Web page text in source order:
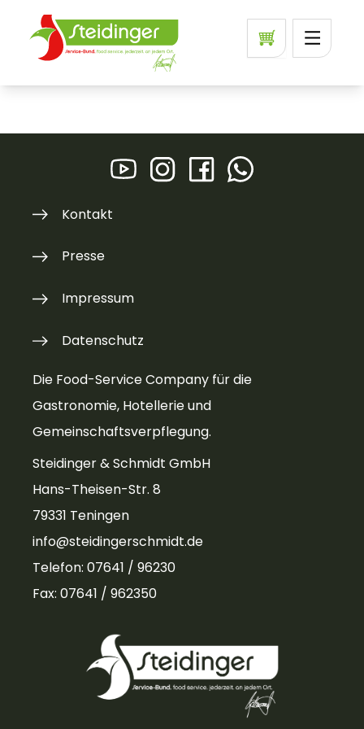
Die Food-Service Company für die
Gastronomie, Hotellerie und
Gemeinschaftsverpflegung.
Steidinger & Schmidt GmbH
Hans-Theisen-Str. 8
79331 Teningen
info@steidingerschmidt.de
Telefon: 07641 / 96230
Fax: 07641 / 962350
Kontakt
Presse
Impressum
Datenschutz